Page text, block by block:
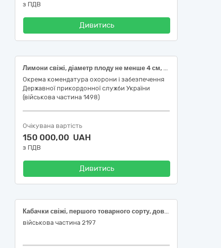
з ПДВ
Дивитись
Лимони свіжі, діаметр плоду не менше 4 см, вищого сорту
Окрема комендатура охорони і забезпечення
Державної прикордонної служби України
(військова частина 1498)
Очікувана вартість
150 000,00 UAH
з ПДВ
Дивитись
Кабачки свіжі, першого товарного сорту, довжина 7-26 см, Капуста білоголова свіжа, ранньостигла, ДСТУ 7037, Помідори (томати) свіжі, тепличні, округлі, ДСТУ 3246, Огірки свіжі, тепличні, короткоплідні (до 14см), ДСТУ 3247
військова частина 2197